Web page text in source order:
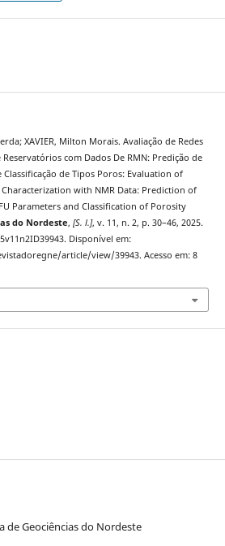
XAVIER, Milton Morais. Avaliação de Redes
com Dados De RMN: Predição de
Classificação de Tipos Poros: Evaluation of
with NMR Data: Prediction of
Parameters and Classification of Porosity
do Nordeste, [S. l.], v. 11, n. 2, p. 30–46, 2025.
Disponível em:
article/view/39943. Acesso em: 8
de Geociências do Nordeste